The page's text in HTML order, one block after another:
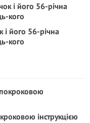
і його 56-річна
кого
інструкцією